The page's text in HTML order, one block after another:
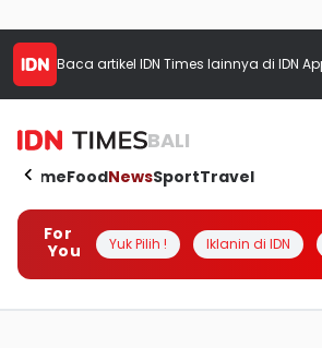
Baca artikel IDN Times lainnya di IDN
BALI
HomeFoodNewsSportTravel
For
You
Yuk Pilih ! Iklanin di IDN